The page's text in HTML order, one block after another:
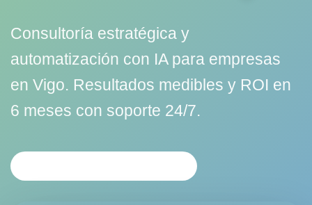
Consultoría estratégica y
automatización con IA para empresas
en Vigo. Resultados medibles y ROI en
6 meses con soporte 24/7.